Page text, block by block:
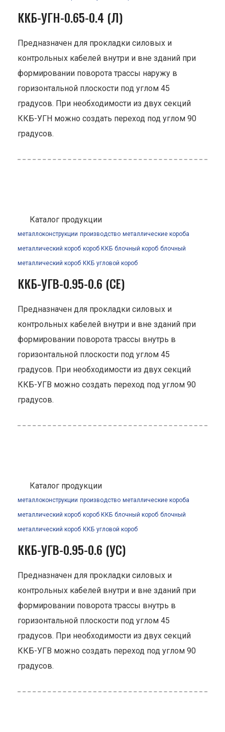
ККБ-УГН-0.65-0.4 (Л)
Предназначен для прокладки силовых и
контрольных кабелей внутри и вне зданий при
формировании поворота трассы наружу в
горизонтальной плоскости под углом 45
градусов. При необходимости из двух секций
ККБ-УГН можно создать переход под углом 90
градусов.
Каталог продукции
металлоконструкции производство металлические короба
металлический короб короб ККБ блочный короб блочный
металлический короб ККБ угловой короб
ККБ-УГВ-0.95-0.6 (СЕ)
Предназначен для прокладки силовых и
контрольных кабелей внутри и вне зданий при
формировании поворота трассы внутрь в
горизонтальной плоскости под углом 45
градусов. При необходимости из двух секций
ККБ-УГВ можно создать переход под углом 90
градусов.
Каталог продукции
металлоконструкции производство металлические короба
металлический короб короб ККБ блочный короб блочный
металлический короб ККБ угловой короб
ККБ-УГВ-0.95-0.6 (УС)
Предназначен для прокладки силовых и
контрольных кабелей внутри и вне зданий при
формировании поворота трассы внутрь в
горизонтальной плоскости под углом 45
градусов. При необходимости из двух секций
ККБ-УГВ можно создать переход под углом 90
градусов.